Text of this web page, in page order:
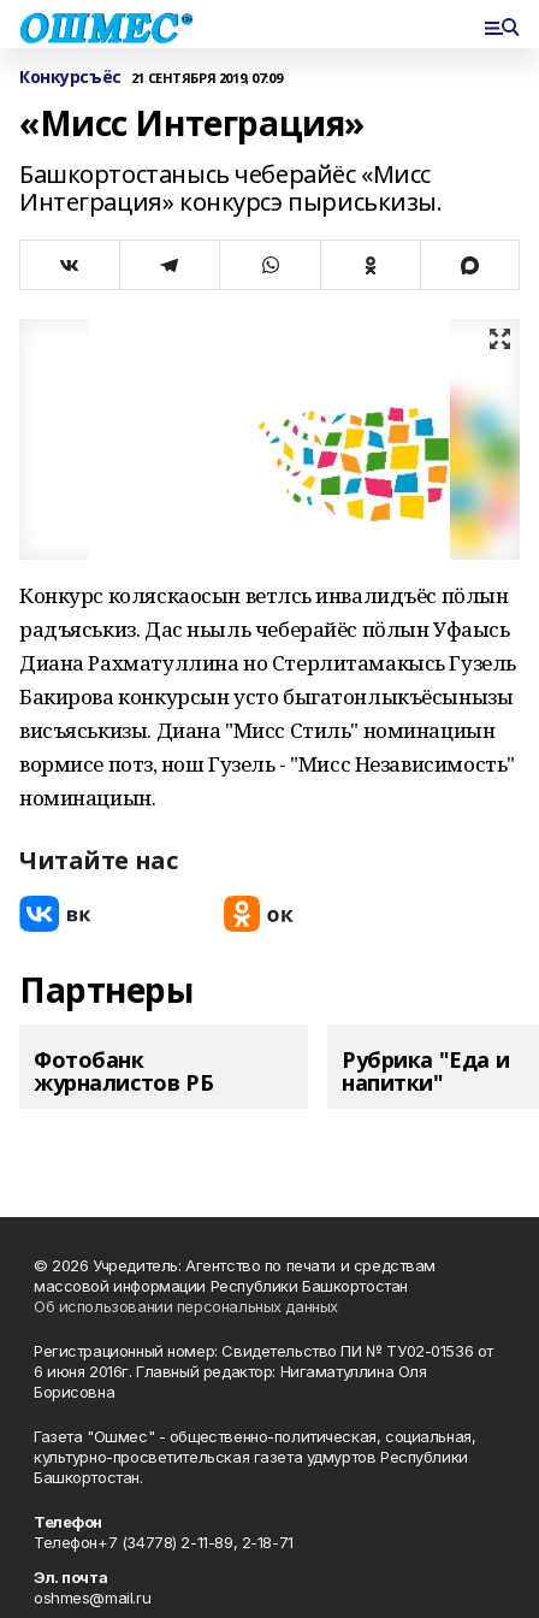
Конкурсъёс 21 СЕНТЯБРЯ 2019, 07:09
«Мисс Интеграция»
Башкортостанысь чеберайёс «Мисс
Интеграция» конкурсэ пыриськизы.
Конкурс коляскаосын ветлӥсь инвалидъёс пӧлын
радъяськиз. Дас ньыль чеберайёс пӧлын Уфаысь
Диана Рахматуллина но Стерлитамакысь Гузель
Бакирова конкурсын усто быгатонлыкъёсынызы
висъяськизы. Диана "Мисс Стиль" номинациын
вормисе потӥз, нош Гузель - "Мисс Независимость"
номинациын.
Читайте нас
Партнеры
Фотобанк
журналистов РБ
Рубрика "Еда и
напитки"
© 2026 Учредитель: Агентство по печати и средствам
массовой информации Республики Башкортостан
Об использовании персональных данных
Регистрационный номер: Свидетельство ПИ № ТУ02-01536 от
6 июня 2016г. Главный редактор: Нигаматуллина Оля
Борисовна
Газета "Ошмес" - общественно-политическая, социальная,
культурно-просветительская газета удмуртов Республики
Башкортостан.
Телефон
Телефон+7 (34778) 2-11-89, 2-18-71
Эл. почта
oshmes@mail.ru